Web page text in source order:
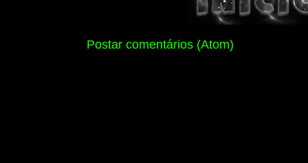
Postar comentários (Atom)